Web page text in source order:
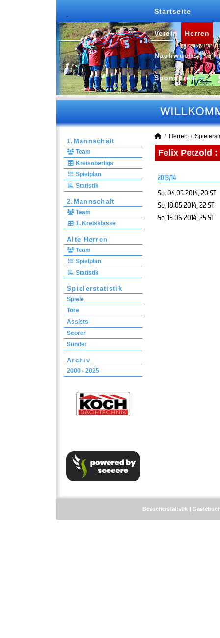
Startseite
Verein Herren
Nachwuchs
Sponsoren
1.Mannschaft
Team
Kreisoberliga
Spielplan
Statistik
2.Mannschaft
Team
1. Kreisklasse
Alte Herren
Team
Spielplan
Statistik
Spielerstatistik
Spiele
Tore
Assists
Scorer
Sünder
Archiv
2000 - 2025
Herren
Felix Petzold
2013/14
So, 04.05.2014, 20.ST
So, 18.05.2014, 22.ST
So, 15.06.2014, 25.ST
Besucherstatistik